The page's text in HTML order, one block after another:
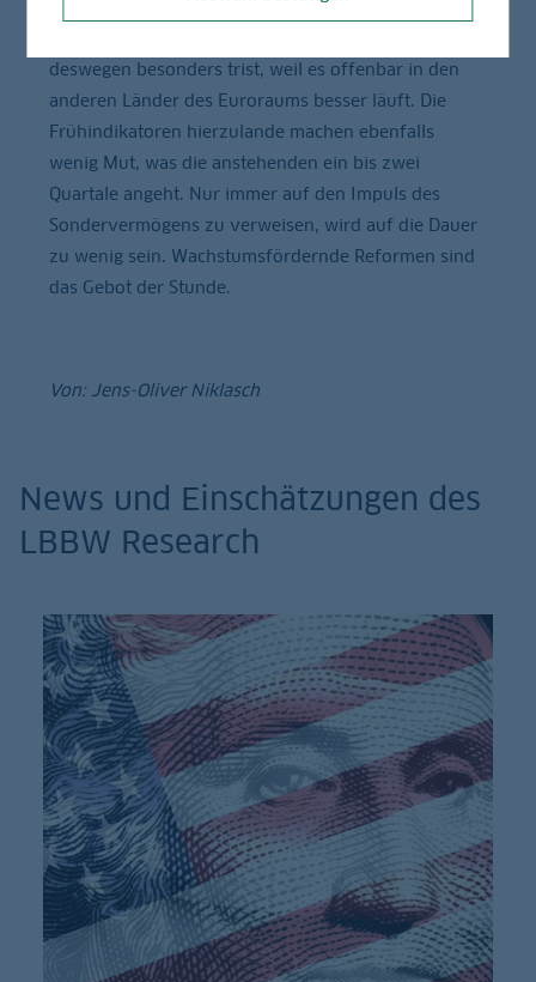
müsste sich hier ein über längere Zeit stabiler Trend
deswegen besonders trist, weil es offenbar in den
anderen Länder des Euroraums besser läuft. Die
Frühindikatoren hierzulande machen ebenfalls
wenig Mut, was die anstehenden ein bis zwei
Quartale angeht. Nur immer auf den Impuls des
Sondervermögens zu verweisen, wird auf die Dauer
zu wenig sein. Wachstumsfördernde Reformen sind
das Gebot der Stunde.
Von: Jens-Oliver Niklasch
News und Einschätzungen des
LBBW Research